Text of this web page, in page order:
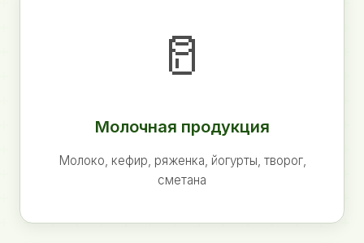
🥛
Молочная продукция
Молоко, кефир, ряженка, йогурты, творог,
сметана